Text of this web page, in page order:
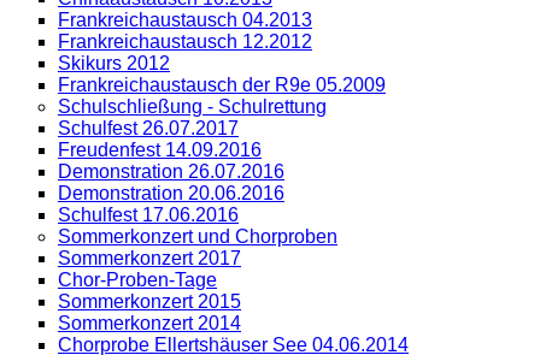
Frankreichaustausch 04.2013
Frankreichaustausch 12.2012
Skikurs 2012
Frankreichaustausch der R9e 05.2009
Schulschließung - Schulrettung
Schulfest 26.07.2017
Freudenfest 14.09.2016
Demonstration 26.07.2016
Demonstration 20.06.2016
Schulfest 17.06.2016
Sommerkonzert und Chorproben
Sommerkonzert 2017
Chor-Proben-Tage
Sommerkonzert 2015
Sommerkonzert 2014
Chorprobe Ellertshäuser See 04.06.2014